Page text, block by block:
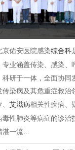
佑安医院感染综合科
业涵盖传染、感染、
研于一体，全面协同
染病及其危重症救治
艾滋病相关性疾病、
毒性肺炎等病症的诊
湛一流…